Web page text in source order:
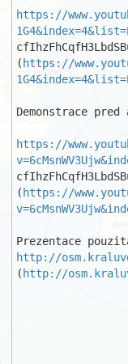
https://
( https://
Demonstrace
https://
( https://
http://
( http://